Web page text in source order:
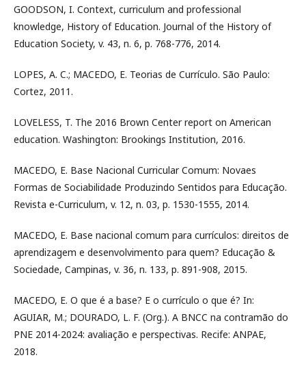
GOODSON, I. Context, curriculum and professional
knowledge, History of Education. Journal of the History of
Education Society, v. 43, n. 6, p. 768-776, 2014.
LOPES, A. C.; MACEDO, E. Teorias de Currículo. São Paulo:
Cortez, 2011.
LOVELESS, T. The 2016 Brown Center report on American
education. Washington: Brookings Institution, 2016.
MACEDO, E. Base Nacional Curricular Comum: Novaes
Formas de Sociabilidade Produzindo Sentidos para Educação.
Revista e-Curriculum, v. 12, n. 03, p. 1530-1555, 2014.
MACEDO, E. Base nacional comum para currículos: direitos de
aprendizagem e desenvolvimento para quem? Educação &
Sociedade, Campinas, v. 36, n. 133, p. 891-908, 2015.
MACEDO, E. O que é a base? E o currículo o que é? In:
AGUIAR, M.; DOURADO, L. F. (Org.). A BNCC na contramão do
PNE 2014-2024: avaliação e perspectivas. Recife: ANPAE,
2018.